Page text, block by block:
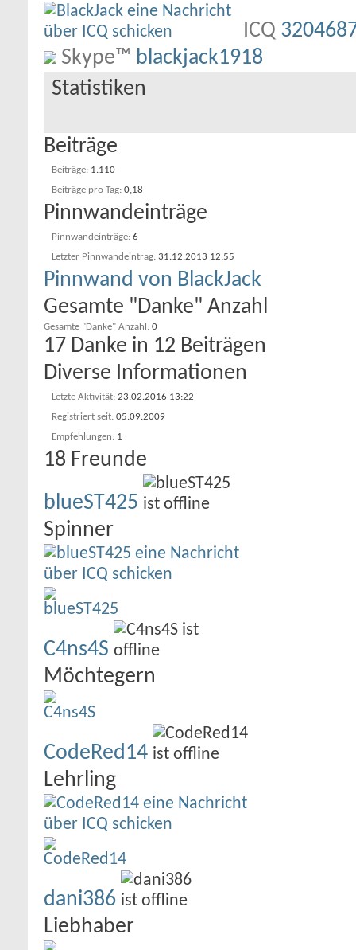
ICQ
Skype™ blackjack1918
Statistiken
Beiträge
Beiträge 1.110
Beiträge pro Tag 0,18
Pinnwandeinträge
Pinnwandeinträge 6
Letzter Pinnwandeintrag 31.12.2013 12:55
Pinnwand von BlackJack
Gesamte "Danke" Anzahl
Gesamte "Danke" Anzahl 0
17 Danke in 12 Beiträgen
Diverse Informationen
Letzte Aktivität 23.02.2016 13:22
Registriert seit 05.09.2009
Empfehlungen
1
18 Freunde
blueST425
Spinner
C4ns4S
Möchtegern
CodeRed14
Lehrling
dani386
Liebhaber